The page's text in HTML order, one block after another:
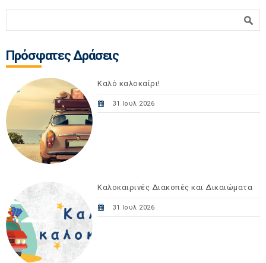
Πρόσφατες Δράσεις
Καλό καλοκαίρι!
31 Ιουλ 2026
Καλοκαιρινές Διακοπές και Δικαιώματα
31 Ιουλ 2026